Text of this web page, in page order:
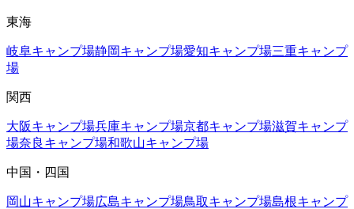
東海
岐阜キャンプ場静岡キャンプ場愛知キャンプ場三重キャンプ
場
関西
大阪キャンプ場兵庫キャンプ場京都キャンプ場滋賀キャンプ
場奈良 キャンプ場和歌山キャンプ場
中国・四国
岡山キャンプ場広島キャンプ場鳥取キャンプ場島根キャンプ